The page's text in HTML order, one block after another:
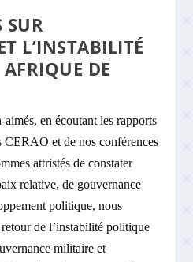
SUR
L’INSTABILITÉ
DE
en écoutant les rapports
CERAO et de nos conférences
attristés de constater
relative, de gouvernance
politique, nous
de l’instabilité politique
militaire et